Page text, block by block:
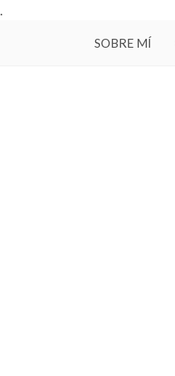
.
SOBRE MÍ